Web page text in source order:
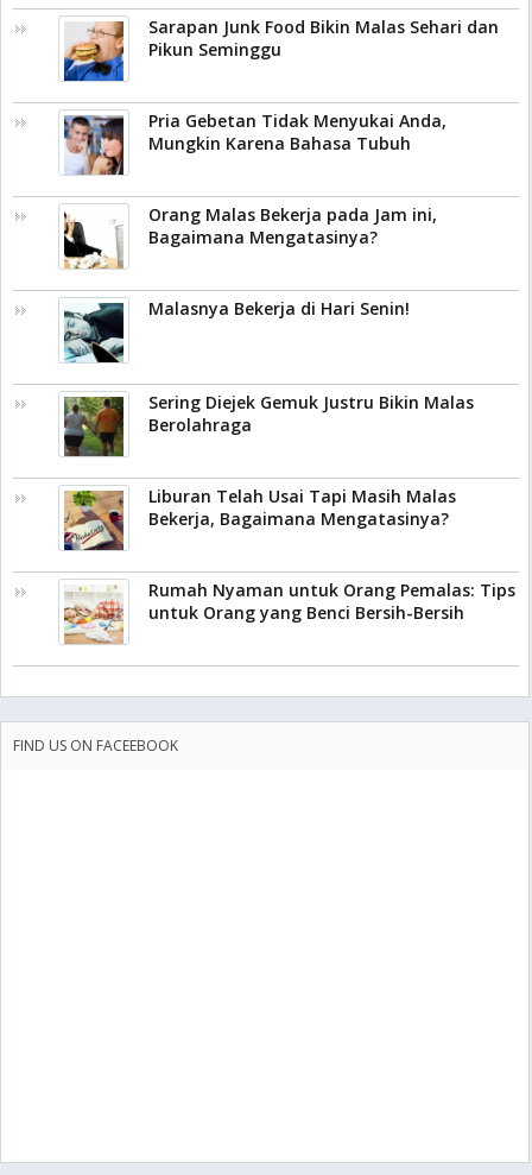
Sarapan Junk Food Bikin Malas Sehari dan
Pikun Seminggu
Pria Gebetan Tidak Menyukai Anda,
Mungkin Karena Bahasa Tubuh
Orang Malas Bekerja pada Jam ini,
Bagaimana Mengatasinya?
Malasnya Bekerja di Hari Senin!
Sering Diejek Gemuk Justru Bikin Malas
Berolahraga
Liburan Telah Usai Tapi Masih Malas
Bekerja, Bagaimana Mengatasinya?
Rumah Nyaman untuk Orang Pemalas: Tips
untuk Orang yang Benci Bersih-Bersih
FIND US ON FACEEBOOK